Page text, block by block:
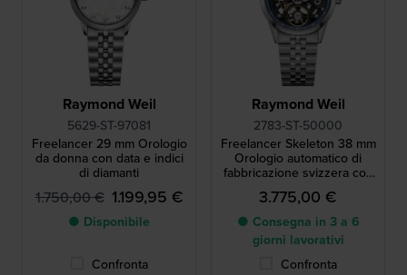
Raymond Weil
5629-ST-97081
Freelancer 29 mm Orologio
da donna con data e indici
di diamanti
1.750,00 € 1.199,95 €
● Disponibile
Confronta
Raymond Weil
2783-ST-50000
Freelancer Skeleton 38 mm
Orologio automatico di
fabbricazione svizzera con
quadrante scheletrato
3.775,00 €
● Consegna in 3 a 6
giorni lavorativi
Confronta